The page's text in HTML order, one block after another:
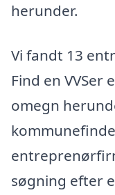
herunder.
Vi fandt 13
Find en
omegn
søgning efter